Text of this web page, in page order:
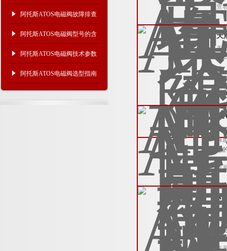
如何解决？
阿托斯ATOS电磁阀故障排查
知识
阿托斯ATOS电磁阀型号的含
义
阿托斯ATOS电磁阀技术参数
分析
阿托斯ATOS电磁阀选型指南
查
天
天
能
求
查
有
您
查
们
假
查